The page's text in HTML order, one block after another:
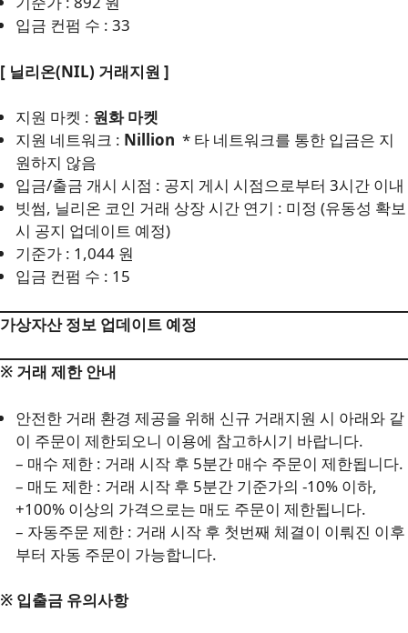
입금 컨펌 수 : 33
[ 닐리온(NIL) 거래지원 ]
지원 마켓 : 원화 마켓
지원 네트워크 : Nillion * 타 네트워크를 통한 입금은 지
원하지 않음
입금/출금 개시 시점 : 공지 게시 시점으로부터 3시간 이내
빗썸, 닐리온 코인 거래 상장 시간 연기 : 미정 (유동성 확보
시 공지 업데이트 예정)
기준가 : 1,044 원
입금 컨펌 수 : 15
가상자산 정보 업데이트 예정
※ 거래 제한 안내
안전한 거래 환경 제공을 위해 신규 거래지원 시 아래와 같
이 주문이 제한되오니 이용에 참고하시기 바랍니다.
– 매수 제한 : 거래 시작 후 5분간 매수 주문이 제한됩니다.
– 매도 제한 : 거래 시작 후 5분간 기준가의 -10% 이하,
+100% 이상의 가격으로는 매도 주문이 제한됩니다.
– 자동주문 제한 : 거래 시작 후 첫번째 체결이 이뤄진 이후
부터 자동 주문이 가능합니다.
※ 입출금 유의사항